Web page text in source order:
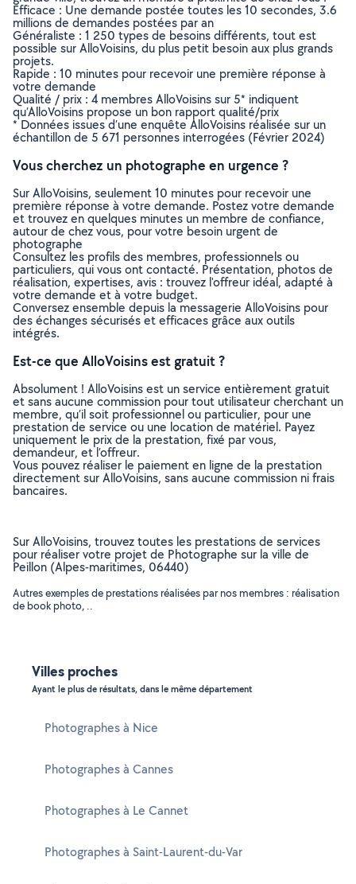
Efficace : Une demande postée toutes les 10 secondes, 3.6
millions de demandes postées par an
Généraliste : 1 250 types de besoins différents, tout est
possible sur AlloVoisins, du plus petit besoin aux plus grands
projets.
Rapide : 10 minutes pour recevoir une première réponse à
votre demande
Qualité / prix : 4 membres AlloVoisins sur 5* indiquent
qu’AlloVoisins propose un bon rapport qualité/prix
* Données issues d’une enquête AlloVoisins réalisée sur un
échantillon de 5 671 personnes interrogées (Février 2024)
Vous cherchez un photographe en urgence ?
Sur AlloVoisins, seulement 10 minutes pour recevoir une
première réponse à votre demande. Postez votre demande
et trouvez en quelques minutes un membre de confiance,
autour de chez vous, pour votre besoin urgent de
photographe
Consultez les profils des membres, professionnels ou
particuliers, qui vous ont contacté. Présentation, photos de
réalisation, expertises, avis : trouvez l'offreur idéal, adapté à
votre demande et à votre budget.
Conversez ensemble depuis la messagerie AlloVoisins pour
des échanges sécurisés et efficaces grâce aux outils
intégrés.
Est-ce que AlloVoisins est gratuit ?
Absolument ! AlloVoisins est un service entièrement gratuit
et sans aucune commission pour tout utilisateur cherchant un
membre, qu’il soit professionnel ou particulier, pour une
prestation de service ou une location de matériel. Payez
uniquement le prix de la prestation, fixé par vous,
demandeur, et l’offreur.
Vous pouvez réaliser le paiement en ligne de la prestation
directement sur AlloVoisins, sans aucune commission ni frais
bancaires.
Sur AlloVoisins, trouvez toutes les prestations de services
pour réaliser votre projet de Photographe sur la ville de
Peillon (Alpes-maritimes, 06440)
Autres exemples de prestations réalisées par nos membres : réalisation
de book photo, ..
Villes proches
Ayant le plus de résultats, dans le même département
Photographes à Nice
Photographes à Cannes
Photographes à Le Cannet
Photographes à Saint-Laurent-du-Var